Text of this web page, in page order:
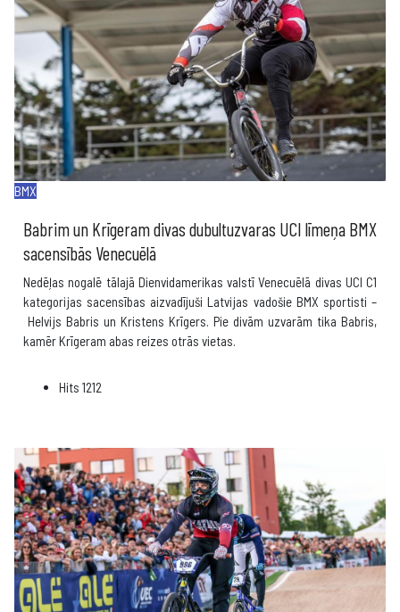
BMX
Babrim un Krīgeram divas dubultuzvaras UCI līmeņa BMX
sacensībās Venecuēlā
Nedēļas nogalē tālajā Dienvidamerikas valstī Venecuēlā divas UCI C1
kategorijas sacensības aizvadījuši Latvijas vadošie BMX sportisti –
Helvijs Babris un Kristens Krīgers. Pie divām uzvarām tika Babris,
kamēr Krīgeram abas reizes otrās vietas.
Hits 1212